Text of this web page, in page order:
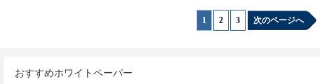
1 2 3 次のページへ
おすすめホワイトペーパー